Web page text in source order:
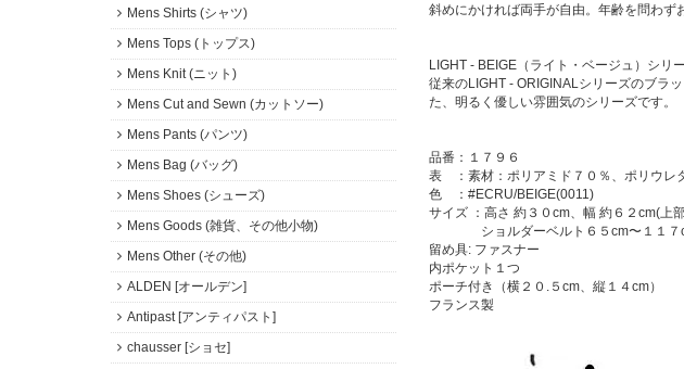
斜めにかければ両手が自由。年齢を問わず
LIGHT - BEIGE（ライト・ベージュ）シリ
従来のLIGHT - ORIGINALシリーズのブラ
た、明るく優しい雰囲気のシリーズです。
品番：１７９６
表 ：素材：ポリアミド７０％、ポリウレ
色 ：#ECRU/BEIGE(0011)
サイズ ：高さ 約３０cm、幅 約６２cm(上
ショルダーベルト６５cm〜１１７
留め具: ファスナー
内ポケット１つ
ポーチ付き（横２０.５cm、縦１４cm）
フランス製
Mens Shirts (シャツ)
Mens Tops (トップス)
Mens Knit (ニット)
Mens Cut and Sewn (カットソー)
Mens Pants (パンツ)
Mens Bag (バッグ)
Mens Shoes (シューズ)
Mens Goods (雑貨、その他小物)
Mens Other (その他)
ALDEN [オールデン]
Antipast [アンティパスト]
chausser [ショセ]